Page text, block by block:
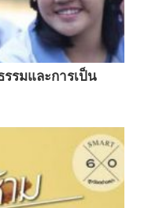
รรมและการเป็น